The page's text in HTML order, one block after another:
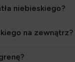
niebieskiego?
na zewnątrz?